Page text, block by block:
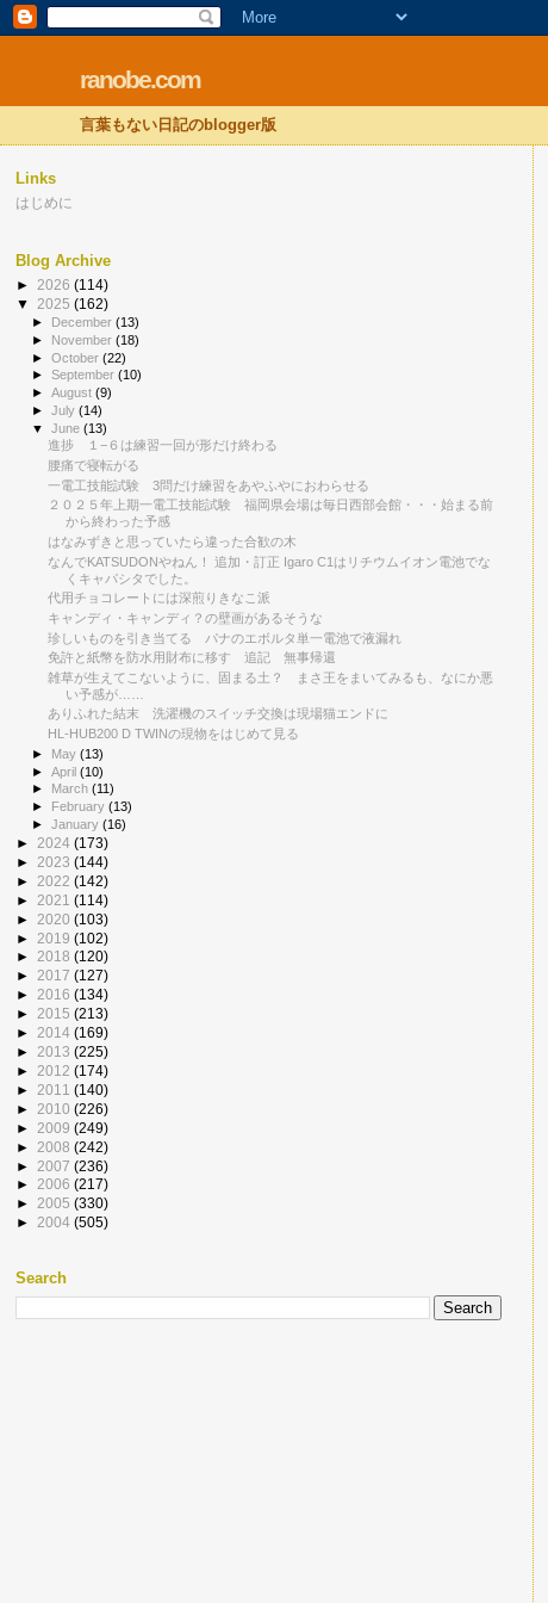
ranobe.com
言葉もない日記のblogger版
Links
はじめに
Blog Archive
► 2026 (114)
▼ 2025 (162)
► December(13)
► November(18)
►October(22)
►September(10)
►August(9)
►July(14)
▼June(13)
進捗 １−６は練習一回が形だけ終わる
腰痛で寝転がる
一電工技能試験 3問だけ練習をあやふやにおわらせる
２０２５年上期一電工技能試験 福岡県会場は毎日西部会館・・・始まる前
から終わった予感
はなみずきと思っていたら違った合歓の木
なんでKATSUDONやねん！ 追加・訂正 Igaro C1はリチウムイオン電池でな
くキャパシタでした。
代用チョコレートには深煎りきなこ派
キャンディ・キャンディ？の壁画があるそうな
珍しいものを引き当てる パナのエボルタ単一電池で液漏れ
免許と紙幣を防水用財布に移す 追記 無事帰還
雑草が生えてこないように、固まる土？ まさ王をまいてみるも、なにか悪
い予感が……
ありふれた結末 洗濯機のスイッチ交換は現場猫エンドに
HL-HUB200 D TWINの現物をはじめて見る
► May(13)
►April(10)
►
March(11)
► February(13)
►January(16)
► 2024 (173)
► 2023 (144)
► 2022 (142)
► 2021 (114)
► 2020 (103)
► 2019 (102)
► 2018 (120)
► 2017 (127)
► 2016 (134)
► 2015 (213)
► 2014 (169)
► 2013 (225)
► 2012 (174)
► 2011 (140)
► 2010 (226)
► 2009 (249)
► 2008 (242)
► 2007 (236)
► 2006 (217)
► 2005 (330)
► 2004 (505)
Search